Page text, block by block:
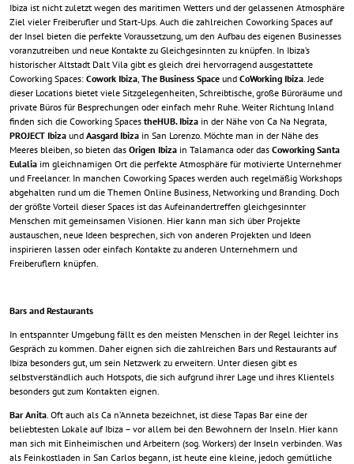
Ibiza ist nicht zuletzt wegen des maritimen Wetters und der gelassenen Atmosphäre
Ziel vieler Freiberufler und Start-Ups. Auch die zahlreichen Coworking Spaces auf
der Insel bieten die perfekte Voraussetzung, um den Aufbau des eigenen Businesses
voranzutreiben und neue Kontakte zu Gleichgesinnten zu knüpfen. In Ibiza’s
historischer Altstadt Dalt Vila gibt es gleich drei hervorragend ausgestattete
Coworking Spaces: Cowork Ibiza The Business Space und CoWorking Ibiza . Jede
dieser Locations bietet viele Sitzgelegenheiten, Schreibtische, große Büroräume und
private Büros für Besprechungen oder einfach mehr Ruhe. Weiter Richtung Inland
finden sich die Coworking Spaces theHUB. Ibiza in der Nähe von Ca Na Negrata,
PROJECT Ibiza und Aasgard Ibiza in San Lorenzo. Möchte man in der Nähe des
Meeres bleiben, so bieten das Origen Ibiza in Talamanca oder das Coworking Santa
Eulalia im gleichnamigen Ort die perfekte Atmosphäre für motivierte Unternehmer
und Freelancer. In manchen Coworking Spaces werden auch regelmäßig Workshops
abgehalten rund um die Themen Online Business, Networking und Branding. Doch
der größte Vorteil dieser Spaces ist das Aufeinandertreffen gleichgesinnter
Menschen mit gemeinsamen Visionen. Hier kann man sich über Projekte
austauschen, neue Ideen besprechen, sich von anderen Projekten und Ideen
inspirieren lassen oder einfach Kontakte zu anderen Unternehmern und
Freiberuflern knüpfen.
Bars and Restaurants
In entspannter Umgebung fällt es den meisten Menschen in der Regel leichter ins
Gespräch zu kommen. Daher eignen sich die zahlreichen Bars und Restaurants auf
Ibiza besonders gut, um sein Netzwerk zu erweitern. Unter diesen gibt es
selbstverständlich auch Hotspots, die sich aufgrund ihrer Lage und ihres Klientels
besonders gut zum Kontakten eignen.
Bar Anita . Oft auch als Ca n’Anneta bezeichnet, ist diese Tapas Bar eine der
beliebtesten Lokale auf Ibiza – vor allem bei den Bewohnern der Inseln. Hier kann
man sich mit Einheimischen und Arbeitern (sog. Workers) der Inseln verbinden. Was
als Feinkostladen in San Carlos begann, ist heute eine kleine, jedoch gemütliche